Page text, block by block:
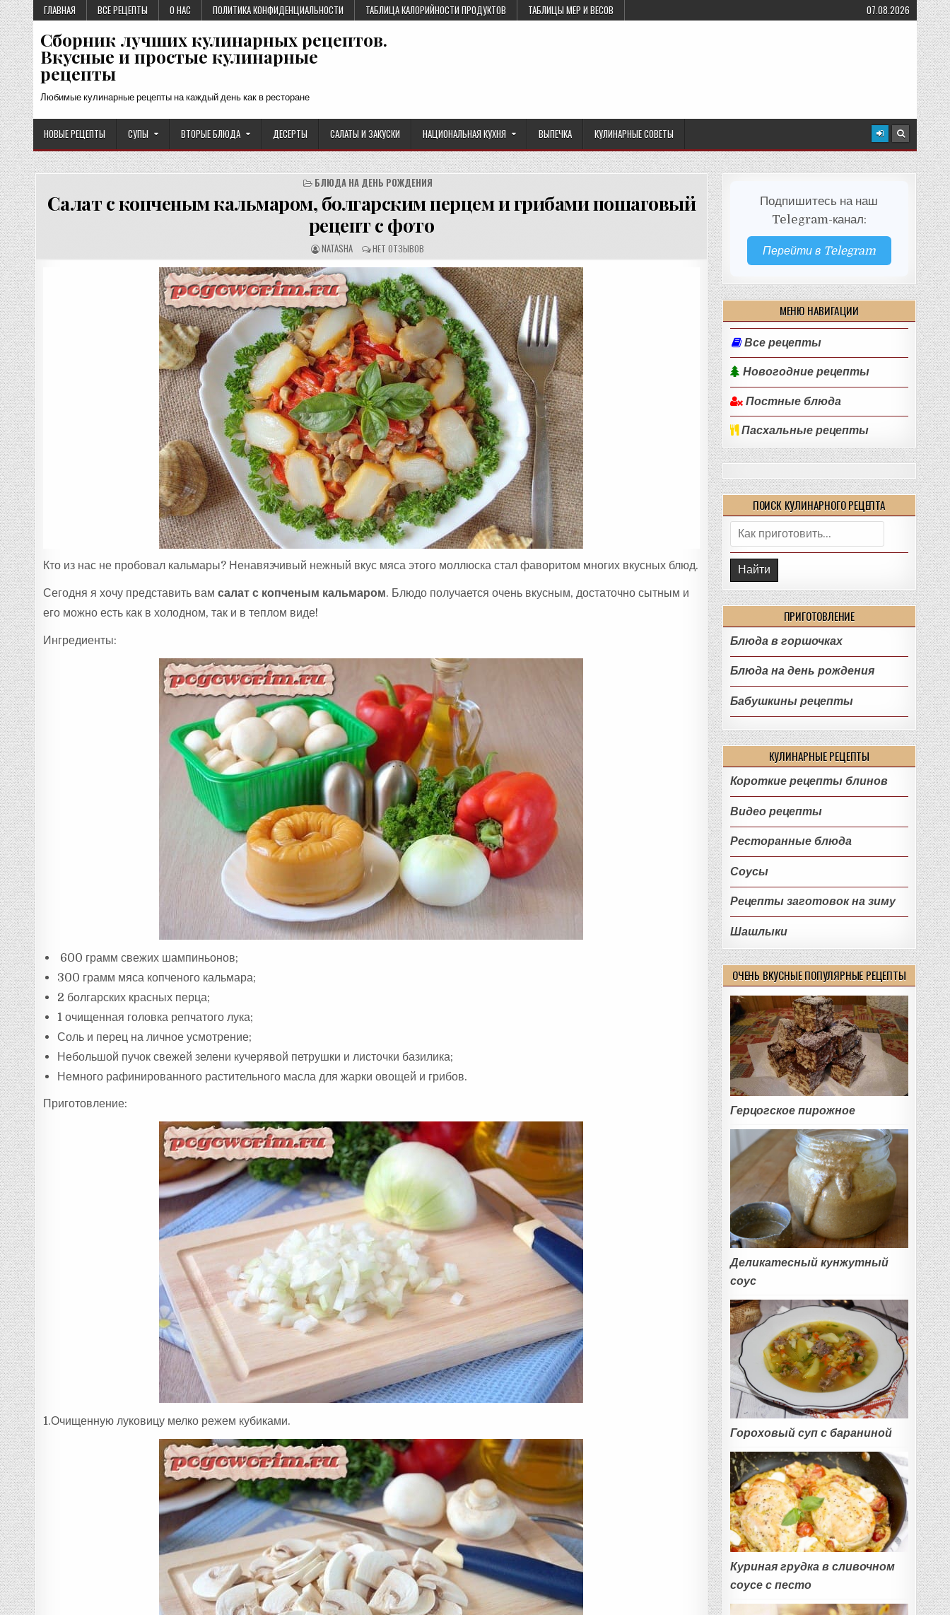
Перейти
к
содержимому
ГЛАВНАЯ ВСЕ РЕЦЕПТЫ О НАС ПОЛИТИКА КОНФИДЕНЦИАЛЬНОСТИ ТАБЛИЦА КАЛОРИЙНОСТИ ПРОДУКТОВ ТАБЛИЦЫ МЕР И ВЕСОВ 07.08.2026
Сборник лучших кулинарных рецептов.
Вкусные и простые кулинарные
рецепты
Любимые кулинарные рецепты на каждый день как в ресторане
НОВЫЕ РЕЦЕПТЫ СУПЫ ВТОРЫЕ БЛЮДА ДЕСЕРТЫ САЛАТЫ И ЗАКУСКИ НАЦИОНАЛЬНАЯ КУХНЯ ВЫПЕЧКА КУЛИНАРНЫЕ СОВЕТЫ
БЛЮДА НА ДЕНЬ РОЖДЕНИЯ
Салат с копченым кальмаром, болгарским перцем и грибами пошаговый
рецепт с фото
А
В
Т
О
Р
Р
Е
Ц
Е
П
Т
А
:
NATASHA О
Т
З
В
Ы
:
НЕТ ОТЗЫВОВ
Кто из нас не пробовал кальмары? Ненавязчивый нежный вкус мяса этого моллюска стал фаворитом многих вкусных блюд.
Сегодня я хочу представить вамсалат с копченым кальмаром. Блюдо получается очень вкусным, достаточно сытным и
его можно есть как в холодном, так и в теплом виде!
Ингредиенты:
600 грамм свежих шампиньонов;
300 грамм мяса копченого кальмара;
2 болгарских красных перца;
1 очищенная головка репчатого лука;
Соль и перец на личное усмотрение;
Небольшой пучок свежей зелени кучерявой петрушки и листочки базилика;
Немного рафинированного растительного масла для жарки овощей и грибов.
Приготовление:
1.Очищенную луковицу мелко режем кубиками.
Подпишитесь на наш
Telegram-канал:
Перейти в Telegram
МЕНЮ НАВИГАЦИИ
Все рецепты
Новогодние рецепты
Постные блюда
Пасхальные рецепты
ПОИСК КУЛИНАРНОГО РЕЦЕПТА
Поиск:
ПРИГОТОВЛЕНИЕ
Блюда в горшочках
Блюда на день рождения
Бабушкины рецепты
КУЛИНАРНЫЕ РЕЦЕПТЫ
Короткие рецепты блинов
Видео рецепты
Ресторанные блюда
Соусы
Рецепты заготовок на зиму
Шашлыки
ОЧЕНЬ ВКУСНЫЕ ПОПУЛЯРНЫЕ РЕЦЕПТЫ
Герцогское пирожное
Деликатесный кунжутный
соус
Гороховый суп с бараниной
Куриная грудка в сливочном
соусе с песто